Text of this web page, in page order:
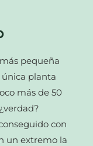
pequeña
única planta
más de 50
con
un extremo la